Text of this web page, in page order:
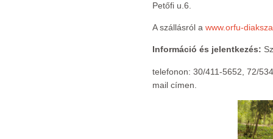
Petőfi u.6.
A szállásról a www.orfu-
Információ és jelentkezés:
telefonon: 30/411-5652, 72/
mail címen.